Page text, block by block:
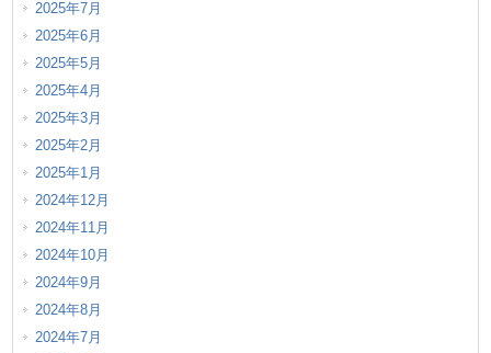
2025年7月
2025年6月
2025年5月
2025年4月
2025年3月
2025年2月
2025年1月
2024年12月
2024年11月
2024年10月
2024年9月
2024年8月
2024年7月